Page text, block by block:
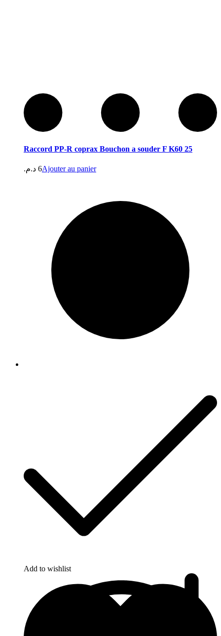
Raccord PP-R coprax Bouchon a souder F K60 25
6 د.م. Ajouter au panier
Add to wishlist